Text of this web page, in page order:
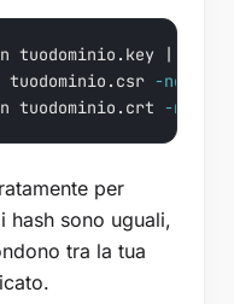
tuodominio.key |
tuodominio.csr -noout
tuodominio.crt -noout
per
hash sono uguali,
tra la tua